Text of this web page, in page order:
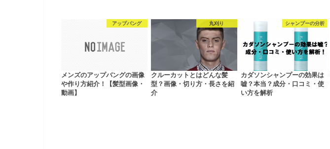
アップバング
メンズのアップバングの画像
や作り方紹介！【髪型画像・
動画】
丸刈り
クルーカットとはどんな髪
型？画像・切り方・長さを紹
介
シャンプーの分析
カダソンシャンプーの効果は
嘘？本当？成分・口コミ・使
い方を解析